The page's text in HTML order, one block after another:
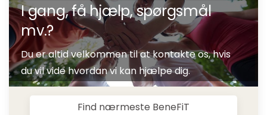
I gang, få hjælp, spørgsmål
mv.?
Du er altid velkommen til at kontakte os, hvis
du vil vide hvordan vi kan hjælpe dig.
Find nærmeste BeneFiT